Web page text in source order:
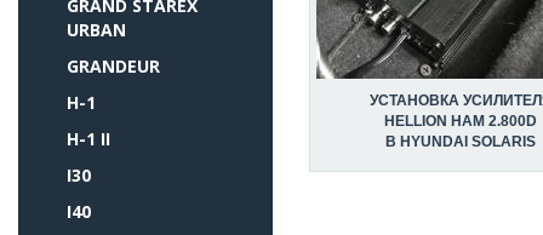
GRAND STAREX
URBAN
GRANDEUR
H-1
H-1 II
I30
I40
УСТАНОВКА
HELLION HAM 2.800D
В HYUNDAI SOLARIS